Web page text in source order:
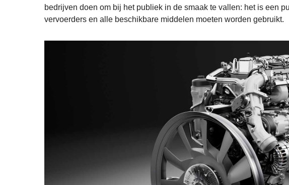
bedrijven doen om bij het publiek in de smaak te vallen: het is een
vervoerders en alle beschikbare middelen moeten worden gebruikt.